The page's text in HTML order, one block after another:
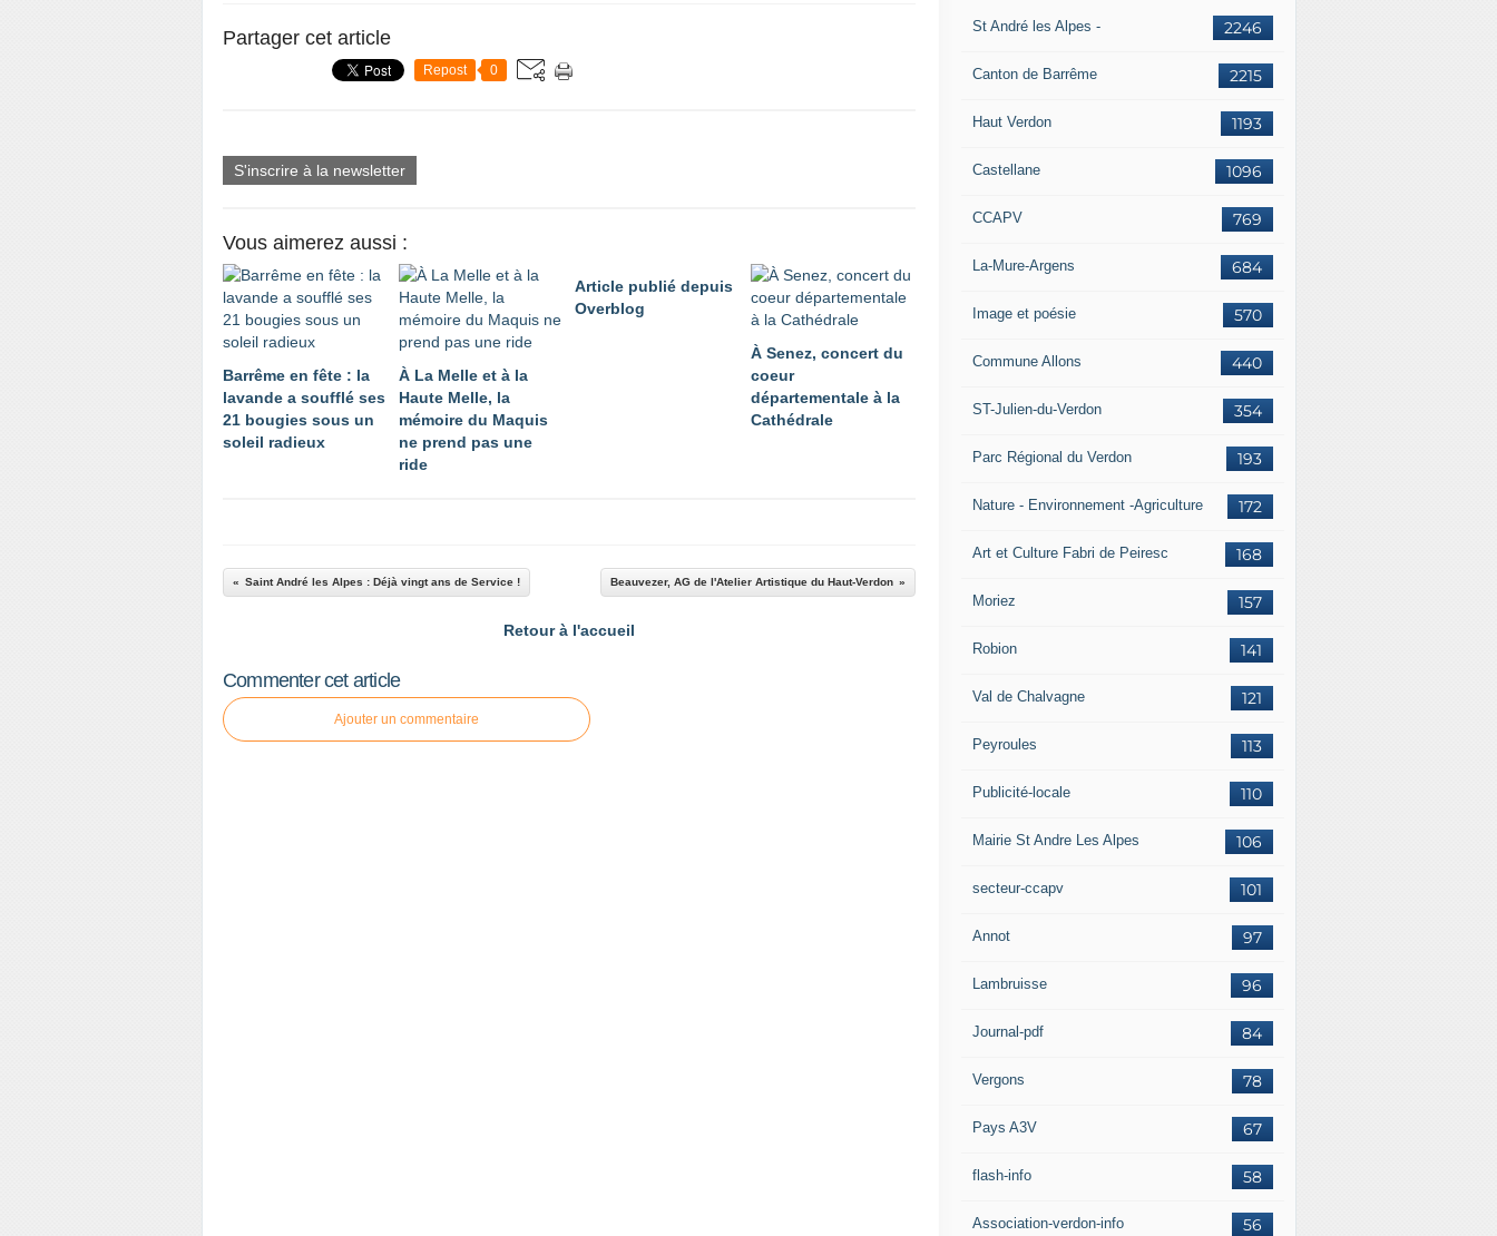
Partager cet article
Repost 0
S'inscrire à la newsletter
Vous aimerez aussi :
Barrême en fête : la
lavande a soufflé ses
21 bougies sous un
soleil radieux
À La Melle et à la
Haute Melle, la
mémoire du Maquis
ne prend pas une
ride
Article publié depuis
Overblog
À Senez, concert du
coeur
départementale à la
Cathédrale
Saint André les Alpes : Déjà vingt ans de Service ! Beauvezer, AG de l'Atelier Artistique du Haut-Verdon
Retour à l'accueil
Commenter cet article
Ajouter un commentaire
2246
St André les Alpes -
2215
Canton de Barrême
1193
Haut Verdon
1096
Castellane
769
CCAPV
684
La-Mure-Argens
570
Image et poésie
440
Commune Allons
354
ST-Julien-du-Verdon
193
Parc Régional du Verdon
172
Nature - Environnement -Agriculture
168
Art et Culture Fabri de Peiresc
157
Moriez
141
Robion
121
Val de Chalvagne
113
Peyroules
110
Publicité-locale
106
Mairie St Andre Les Alpes
101
secteur-ccapv
97
Annot
96
Lambruisse
84
Journal-pdf
78
Vergons
67
Pays A3V
58
flash-info
56
Association-verdon-info